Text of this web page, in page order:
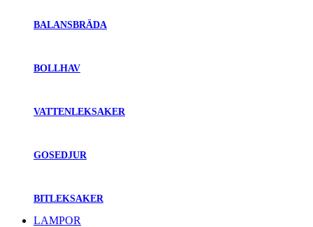
BALANSBRÄDA
BOLLHAV
VATTENLEKSAKER
GOSEDJUR
BITLEKSAKER
LAMPOR